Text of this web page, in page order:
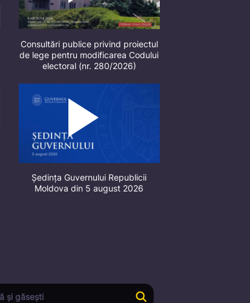
Consultări publice privind proiectul
de lege pentru modificarea Codului
electoral (nr. 280/2026)
Ședința Guvernului Republicii
Moldova din 5 august 2026